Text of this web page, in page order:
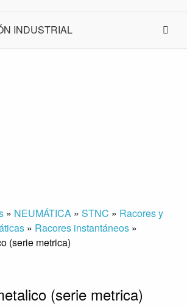
INDUSTRIAL
» NEUMÁTICA » STNC » Racores y
» Racores instantáneos »
(serie metrica)
(serie metrica)